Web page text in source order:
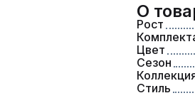
О
Рост
Цвет
Сезон
Стиль